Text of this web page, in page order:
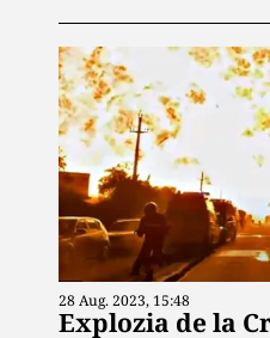
28 Aug. 2023, 15:48
Explozia de la